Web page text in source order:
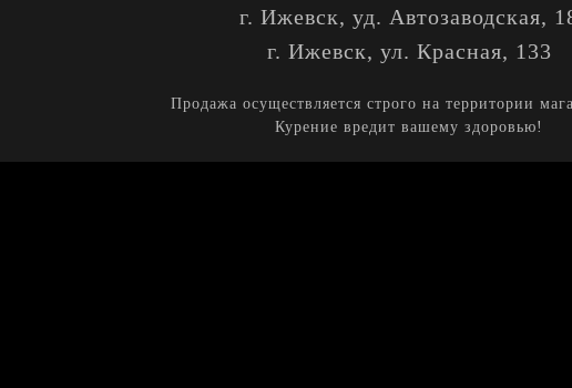
г. Ижевск, уд. Автозаводская,
г. Ижевск, ул. Красная, 133
Продажа осуществляется строго на территории
Курение вредит вашему здоровью!